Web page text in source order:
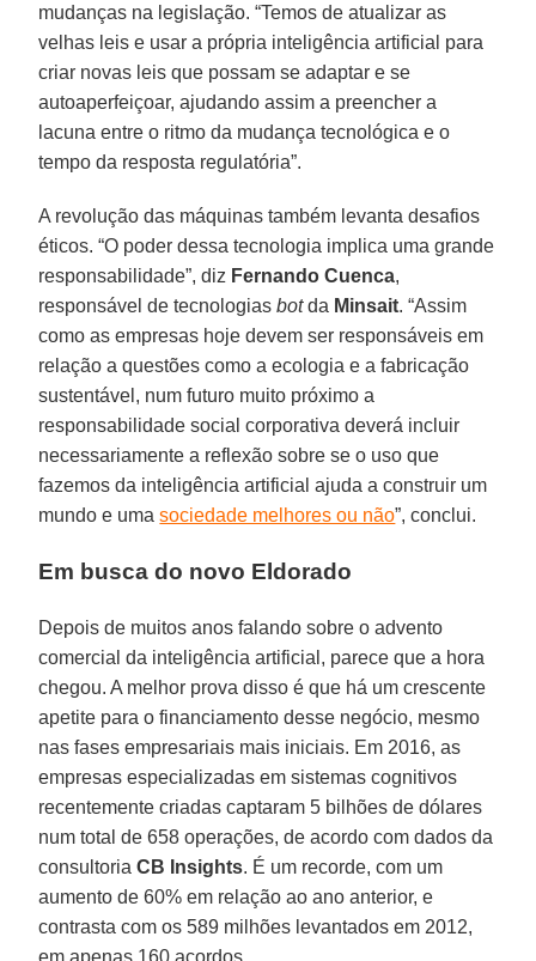
mudanças na legislação. “Temos de atualizar as
velhas leis e usar a própria inteligência artificial para
criar novas leis que possam se adaptar e se
autoaperfeiçoar, ajudando assim a preencher a
lacuna entre o ritmo da mudança tecnológica e o
tempo da resposta regulatória”.
A revolução das máquinas também levanta desafios
éticos. “O poder dessa tecnologia implica uma grande
responsabilidade”, diz Fernando Cuenca,
responsável de tecnologiasbotda Minsait. “Assim
como as empresas hoje devem ser responsáveis em
relação a questões como a ecologia e a fabricação
sustentável, num futuro muito próximo a
responsabilidade social corporativa deverá incluir
necessariamente a reflexão sobre se o uso que
fazemos da inteligência artificial ajuda a construir um
mundo e umasociedade melhores ou não”, conclui.
Em busca do novo Eldorado
Depois de muitos anos falando sobre o advento
comercial da inteligência artificial, parece que a hora
chegou. A melhor prova disso é que há um crescente
apetite para o financiamento desse negócio, mesmo
nas fases empresariais mais iniciais. Em 2016, as
empresas especializadas em sistemas cognitivos
recentemente criadas captaram 5 bilhões de dólares
num total de 658 operações, de acordo com dados da
consultoriaCB Insights. É um recorde, com um
aumento de 60% em relação ao ano anterior, e
contrasta com os 589 milhões levantados em 2012,
em apenas 160 acordos.